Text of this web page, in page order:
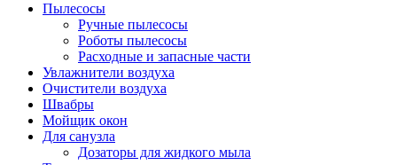
Пылесосы
Ручные пылесосы
Роботы пылесосы
Расходные и запасные части
Увлажнители воздуха
Очистители воздуха
Швабры
Мойщик окон
Для санузла
Дозаторы для жидкого мыла